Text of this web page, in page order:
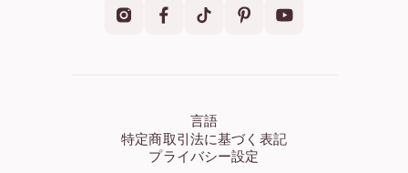
言語
特定商取引法に基づく表記
プライバシー設定